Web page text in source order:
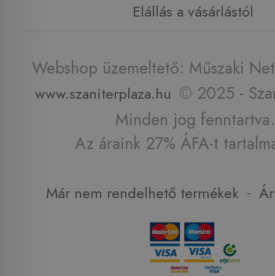
Elállás a vásárlástól
Webshop üzemeltető: Műszaki
www.szaniterplaza.hu © 2025 -
Minden jog fenntartva.
Az áraink 27% ÁFA-t
Már nem rendelhető termékek -